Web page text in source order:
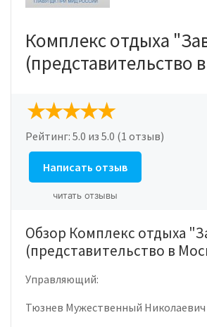
Комплекс отдыха
(представительство
Рейтинг: 5.0 из 5.0 (1 отзыв)
Написать отзыв
читать отзывы
Обзор Комплекс отдыха
(представительство в
Управляющий:
Тюзнев Мужественный Николаевич